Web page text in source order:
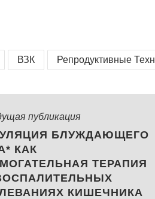
ВЗК Репродуктивные
публикация
БЛУЖДАЮЩЕГО
КАК
ТЕРАПИЯ
КИШЕЧНИКА